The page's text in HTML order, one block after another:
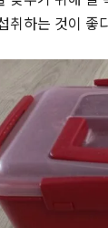
취하는 것이 좋